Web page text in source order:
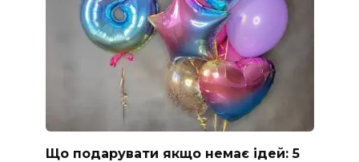
Що подарувати якщо немає ідей: 5